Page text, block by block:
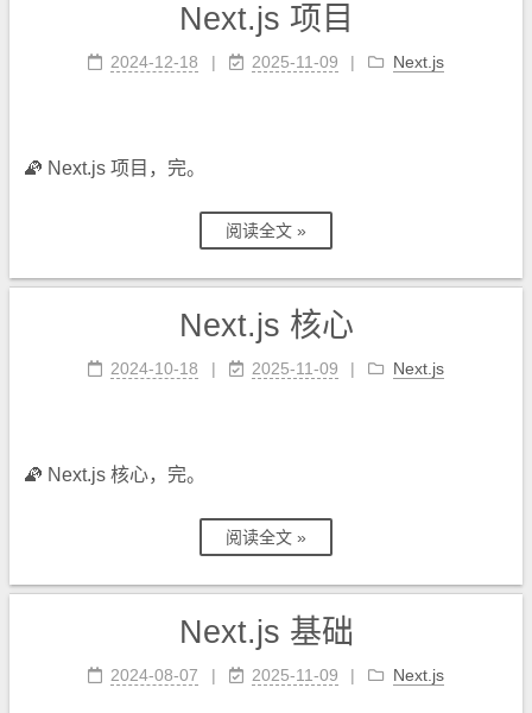
Next.js 项目
2024-12-18 2025-11-09 Next.js
🦜 Next.js 项目，完。
阅读全文 »
Next.js 核心
2024-10-18 2025-11-09 Next.js
🦜 Next.js 核心，完。
阅读全文 »
Next.js 基础
2024-08-07 2025-11-09 Next.js